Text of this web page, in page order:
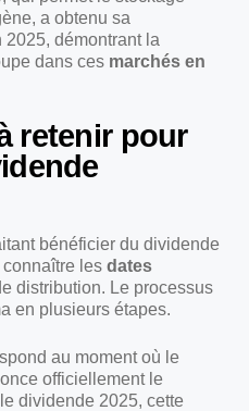
a obtenu sa
démontrant la
dans ces marchés en
retenir pour
bénéficier du dividende
les dates
distribution. Le processus
en plusieurs étapes.
au moment où le
officiellement le
dividende 2025, cette